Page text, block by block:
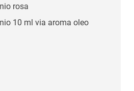
rosa
10 ml via aroma oleo